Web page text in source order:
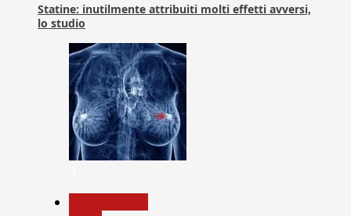
Statine: inutilmente attribuiti molti effetti avversi,
lo studio